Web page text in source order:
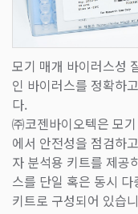
모기 매개 바이러스성
인 바이러스를 정확하
다.
㈜코젠바이오텍은 모
에서 안전성을 점검하
자 분석용 키트를 제공
스를 단일 혹은 동시
키트로 구성되어 있습